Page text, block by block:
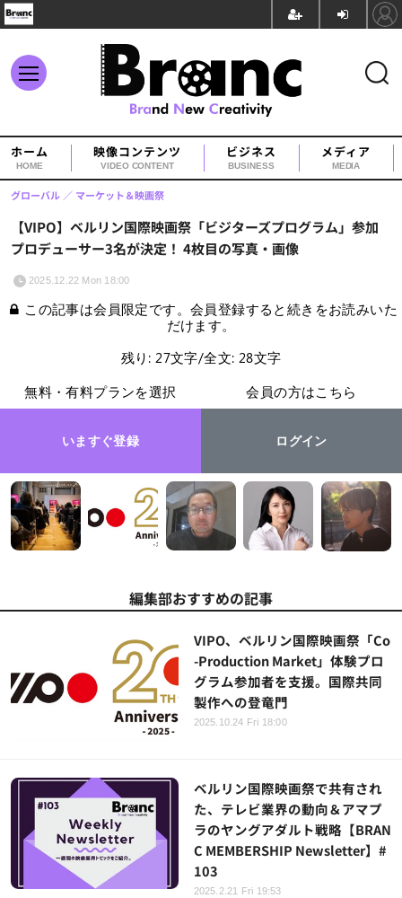
ホーム
HOME
映像コンテンツ
VIDEO CONTENT
ビジネス
BUSINESS
メディア
MEDIA
【VIPO】ベルリン国際映画祭「ビジターズプログラム」参加
プロデューサー3名が決定！ 4枚目の写真・画像
グローバル マーケット＆映画祭
2025.12.22 Mon 18:00
この記事は会員限定です。会員登録すると続きをお読みいた
だけます。
残り: 27文字/全文: 28文字
無料・有料プランを選択
いますぐ登録
会員の方はこちら
ログイン
編集部おすすめの記事
VIPO、ベルリン国際映画祭「Co
-Production Market」体験プロ
グラム参加者を支援。国際共同
製作への登竜門
2025.10.24 Fri 18:00
ベルリン国際映画祭で共有され
た、テレビ業界の動向＆アマプ
ラのヤングアダルト戦略【BRAN
C MEMBERSHIP Newsletter】#
103
2025.2.21 Fri 19:53